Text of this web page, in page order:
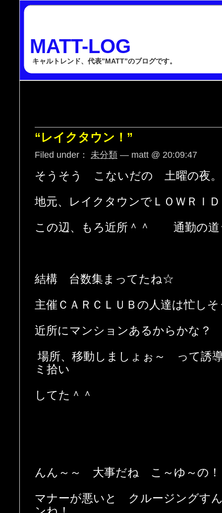
MATT-LOG
キャルトレンド、代表”MATT”のブログです。
“レイクタウン！”
Filed under： 未分類 — matt @ 20:09:47
そうそう こないだの 土曜の夜
地元、レイクタウンでＬＯＷＲＩ
この辺、もろ近所＾＾ 通勤の道
結構 台数集まってたね☆
主催ＣＡＲＣＬＵＢの人達は忙し
近所にマンションあるからかな？
場所、移動しましょぉ～ って誘
ミ拾い
してた＾＾
んん～～ 大事だね こ～ゆ～の！
マナーが悪いと クルージングす